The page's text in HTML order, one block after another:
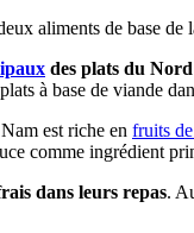
aliments de base
des plats du
à base de viande
est riche en fruits
comme ingrédient
dans leurs repas.